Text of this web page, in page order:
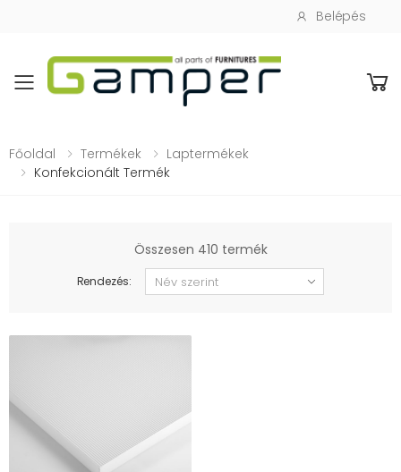
Belépés
Toggle mobile menu
Főoldal Termékek
Laptermékek
Konfekcionált Termék
Összesen 410 termék
Rendezés: